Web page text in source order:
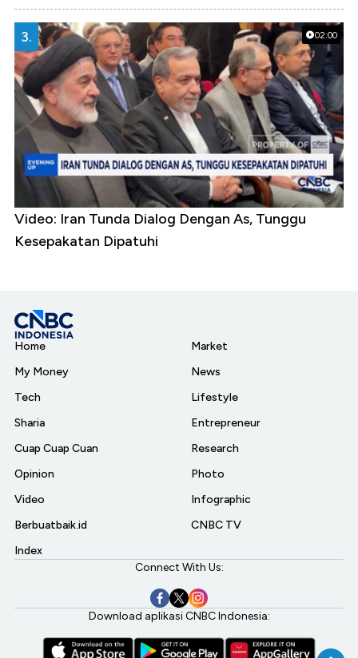
02:00
3.
Video: Iran Tunda Dialog Dengan As, Tunggu
Kesepakatan Dipatuhi
Home
My Money
Tech
Sharia
Cuap Cuap Cuan
Opinion
Video
Berbuatbaik.id
Index
Market
News
Lifestyle
Entrepreneur
Research
Photo
Infographic
CNBC TV
Connect With Us:
Download aplikasi CNBC Indonesia: